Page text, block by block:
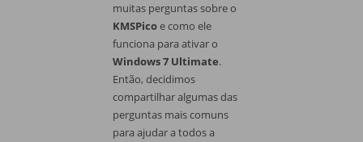
muitas perguntas sobre o
KMSPicoe como ele
funciona para ativar o
Windows 7 Ultimate.
Então, decidimos
compartilhar algumas das
perguntas mais comuns
para ajudar a todos a